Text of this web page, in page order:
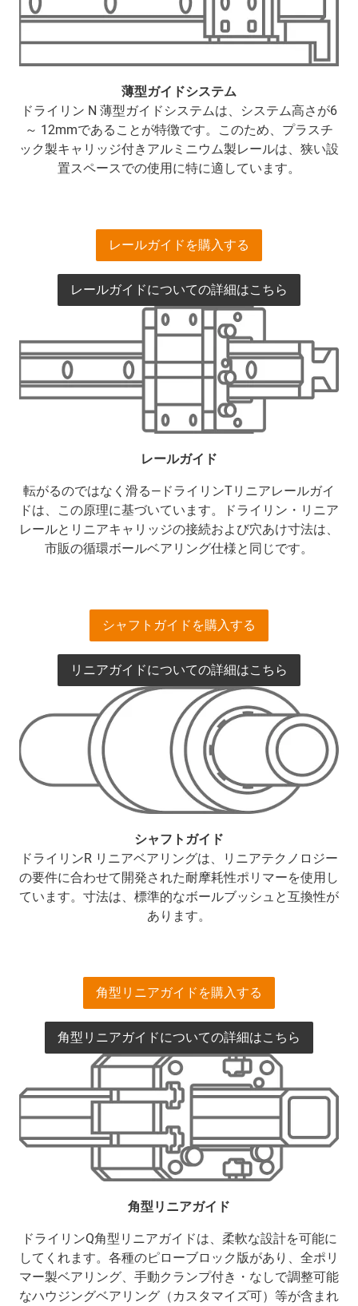
薄型ガイドシステム
ドライリン N 薄型ガイドシステムは、システム高さが6
～ 12mmであることが特徴です。このため、プラスチ
ック製キャリッジ付きアルミニウム製レールは、狭い設
置スペースでの使用に特に適しています。
レールガイド
転がるのではなく滑る―ドライリンTリニアレールガイ
ドは、この原理に基づいています。ドライリン・リニア
レールとリニアキャリッジの接続および穴あけ寸法は、
市販の循環ボールベアリング仕様と同じです。
レールガイドを購入する
レールガイドについての詳細はこちら
シャフトガイド
ドライリンR リニアベアリングは、リニアテクノロジー
の要件に合わせて開発された耐摩耗性ポリマーを使用し
ています。寸法は、標準的なボールブッシュと互換性が
あります。
シャフトガイドを購入する
リニアガイドについての詳細はこちら
角型リニアガイド
ドライリンQ角型リニアガイドは、柔軟な設計を可能に
してくれます。各種のピローブロック版があり、全ポリ
マー製ベアリング、手動クランプ付き・なしで調整可能
なハウジングベアリング（カスタマイズ可）等が含まれ
角型リニアガイドを購入する
角型リニアガイドについての詳細はこちら